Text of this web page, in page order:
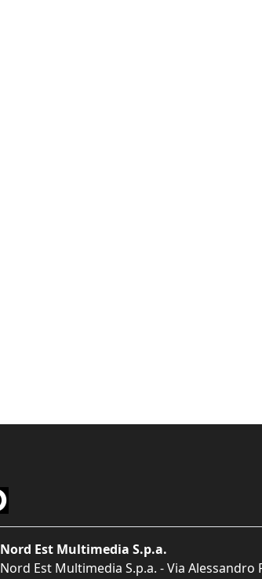
Nord Est Multimedia S.p.a.
Nord Est Multimedia S.p.a. - Via Alessandro